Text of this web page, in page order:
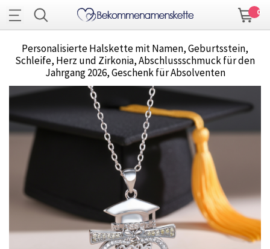
0
Personalisierte Halskette mit Namen, Geburtsstein,
Schleife, Herz und Zirkonia, Abschlussschmuck für den
Jahrgang 2026, Geschenk für Absolventen